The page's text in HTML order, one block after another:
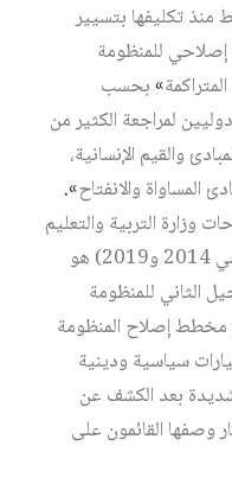
منذ تكليفها بتسيير
مخطط إصلاحي للمنظومة
»بحسب
لمراجعة الكثير من
والقيم الإنسانية،
المساواة والانفتاح».
وزارة التربية والتعليم
آنذاك (خلال المرحلة الممتدة بين عامي 2014 و2019) هو
الثاني للمنظومة
إصلاح المنظومة
سياسية ودينية
بعد الكشف عن
وصفها القائمون على